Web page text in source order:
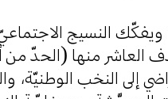
ويفكّك النسيج
العاشر منها (الحدّ
إلى النخب الوطنيّة،